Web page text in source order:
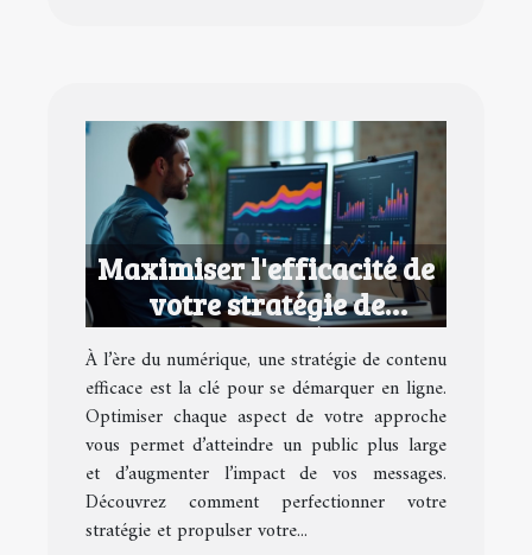
Maximiser l'efficacité de
votre stratégie de
contenu numérique
À l’ère du numérique, une stratégie de contenu
efficace est la clé pour se démarquer en ligne.
Optimiser chaque aspect de votre approche
vous permet d’atteindre un public plus large
et d’augmenter l’impact de vos messages.
Découvrez comment perfectionner votre
stratégie et propulser votre...